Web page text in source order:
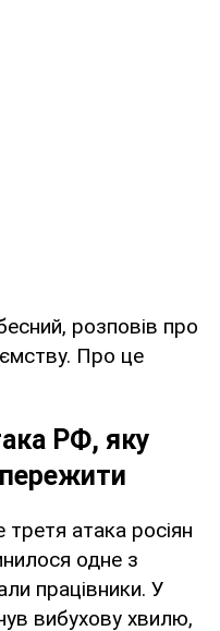
розповів про
Про це
РФ, яку
атака росіян
одне з
працівники. У
вибухову хвилю,